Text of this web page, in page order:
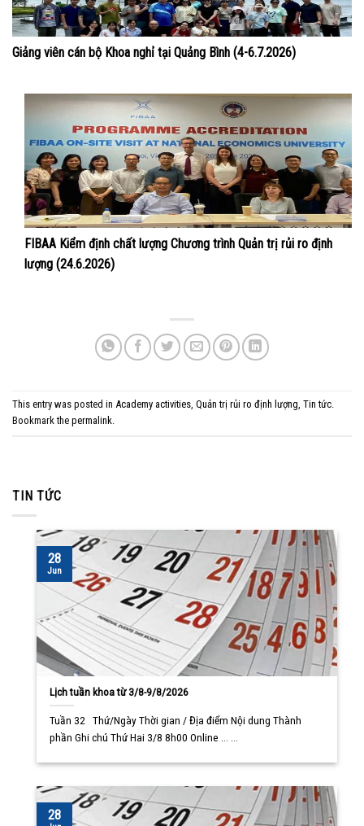
Giảng viên cán bộ Khoa nghỉ tại Quảng Bình (4-6.7.2026)
FIBAA Kiểm định chất lượng Chương trình Quản trị rủi ro định
lượng (24.6.2026)
This entry was posted in Academy activities, Quản trị rủi ro định lượng, Tin tức.
Bookmark the permalink.
TIN TỨC
Lịch tuần khoa từ 3/8-9/8/2026
Tuần 32 Thứ/Ngày Thời gian / Địa điểm Nội dung Thành
phần Ghi chú Thứ Hai 3/8 8h00 Online ... ...
28
Jun
28